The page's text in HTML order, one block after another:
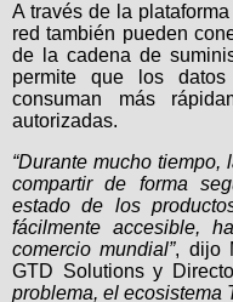
A través de la
red también pueden
de la cadena de
permite que los
consuman más
autorizadas.
“Durante mucho
compartir de forma
estado de los
fácilmente accesible,
comercio mundial”, dijo
GTD Solutions y
problema, el ecosistema